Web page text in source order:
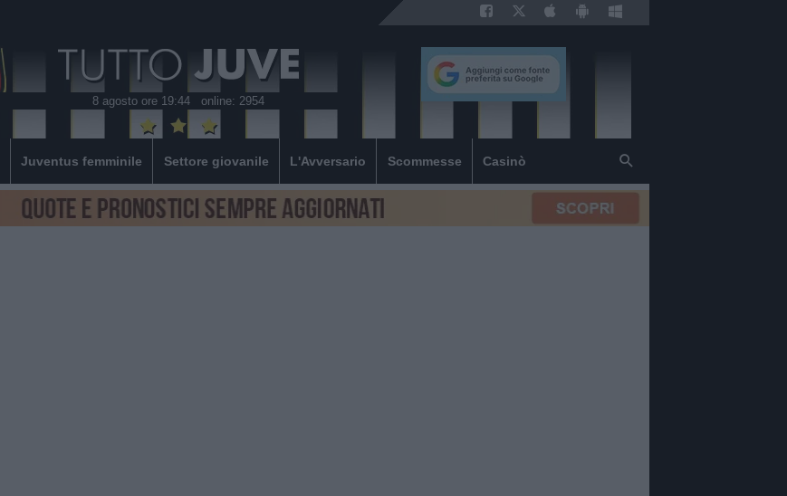
8 agosto ore 19:44 online: 2954
Juventus femminile Settore giovanile L'Avversario Scommesse Casinò